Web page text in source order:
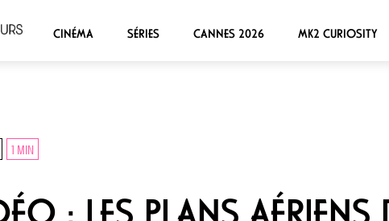
CINÉMA SÉRIES CANNES 2026 MK2 CURIOSITY
1 MIN